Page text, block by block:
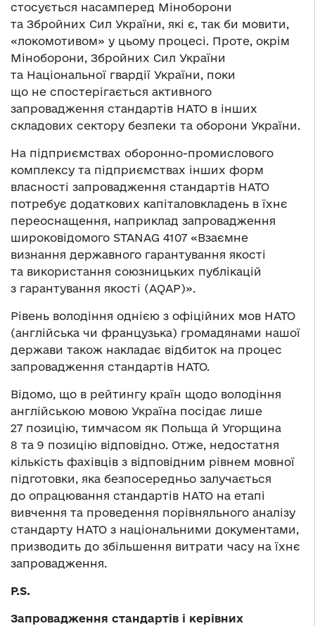
стосується насамперед Міноборони
та Збройних Сил України, які є, так би мовити,
«локомотивом» у цьому процесі. Проте, окрім
Міноборони, Збройних Сил України
та Національної гвардії України, поки
що не спостерігається активного
запровадження стандартів НАТО в інших
складових сектору безпеки та оборони України.
На підприємствах оборонно-промислового
комплексу та підприємствах інших форм
власності запровадження стандартів НАТО
потребує додаткових капіталовкладень в їхнє
переоснащення, наприклад запровадження
широковідомого STANAG 4107 «Взаємне
визнання державного гарантування якості
та використання союзницьких публікацій
з гарантування якості (AQAP)».
Рівень володіння однією з офіційних мов НАТО
(англійська чи французька) громадянами нашої
держави також накладає відбиток на процес
запровадження стандартів НАТО.
Відомо, що в рейтингу країн щодо володіння
англійською мовою Україна посідає лише
27 позицію, тимчасом як Польща й Угорщина
8 та 9 позицію відповідно. Отже, недостатня
кількість фахівців з відповідним рівнем мовної
підготовки, яка безпосередньо залучається
до опрацювання стандартів НАТО на етапі
вивчення та проведення порівняльного аналізу
стандарту НАТО з національними документами,
призводить до збільшення витрати часу на їхнє
запровадження.
P.S.
Запровадження стандартів і керівних